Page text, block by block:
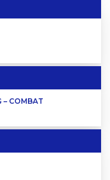
– COMBAT